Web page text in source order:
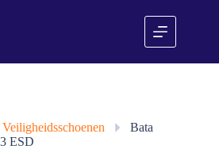
Veiligheidsschoenen »
Bata
ESD